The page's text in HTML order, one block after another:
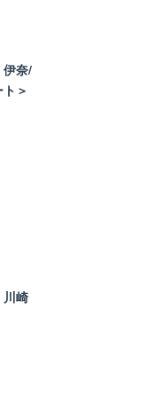
奈/
＞
川崎